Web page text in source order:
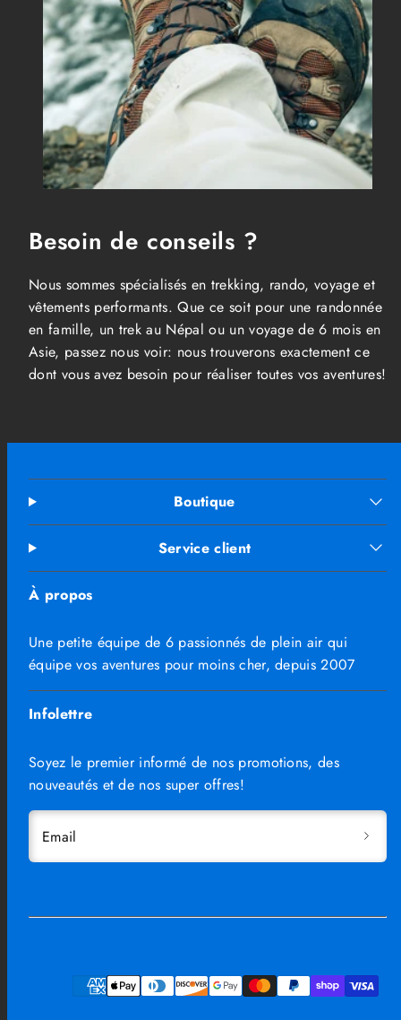
Besoin de conseils ?
Nous sommes spécialisés en trekking, rando, voyage et
vêtements performants. Que ce soit pour une randonnée
en famille, un trek au Népal ou un voyage de 6 mois en
Asie, passez nous voir: nous trouverons exactement ce
dont vous avez besoin pour réaliser toutes vos aventures!
Boutique
Service client
À propos
Une petite équipe de 6 passionnés de plein air qui
équipe vos aventures pour moins cher, depuis 2007
Infolettre
Soyez le premier informé de nos promotions, des
nouveautés et de nos super offres!
Email
Moyens
Facebook
Instagram